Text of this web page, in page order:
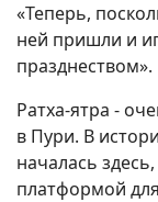
«Теперь,
ней пришли и
празднеством».
Ратха-ятра -
в Пури. В
началась
платформой